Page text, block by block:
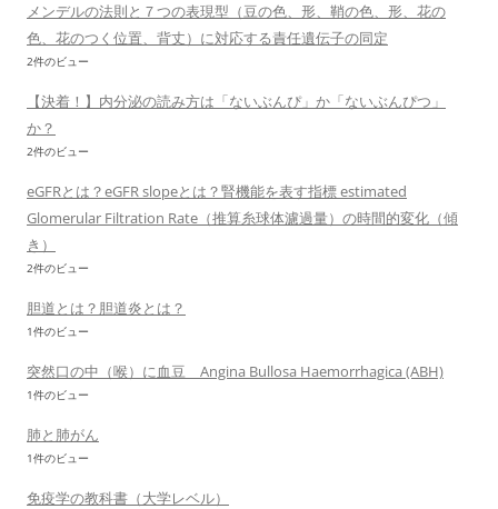
メンデルの法則と７つの表現型（豆の色、形、鞘の色、形、花の
色、花のつく位置、背丈）に対応する責任遺伝子の同定
2件のビュー
【決着！】内分泌の読み方は「ないぶんぴ」か「ないぶんぴつ」
か？
2件のビュー
eGFRとは？eGFR slopeとは？腎機能を表す指標 estimated
Glomerular Filtration Rate（推算糸球体濾過量）の時間的変化（傾
き）
2件のビュー
胆道とは？胆道炎とは？
1件のビュー
突然口の中（喉）に血豆 Angina Bullosa Haemorrhagica (ABH)
1件のビュー
肺と肺がん
1件のビュー
免疫学の教科書（大学レベル）